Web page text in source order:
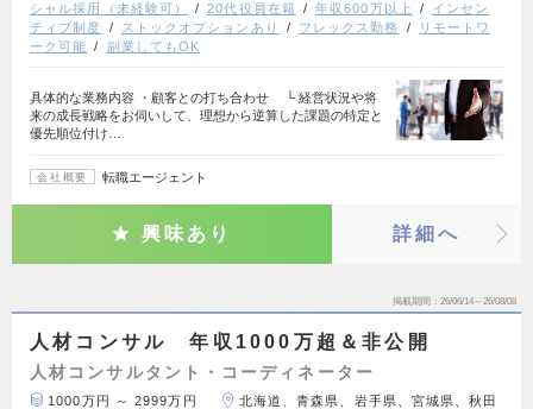
シャル採用（未経験可）
20代役員在籍 年収600万以上
インセン
ティブ制度
ストックオプションあり フレックス勤務
リモートワ
ーク可能
副業してもOK
具体的な業務内容 ・顧客との打ち合わせ └ 経営状況や将
来の成長戦略をお伺いして、理想から逆算した課題の特定と
優先順位付け…
会社概要 転職エージェント
興味あり 詳細へ
掲載期間 26/06/14～26/08/08
人材コンサル 年収1000万超＆非公開
人材コンサルタント・コーディネーター
1000万円 ～ 2999万円 北海道、青森県、岩手県、宮城県、秋田